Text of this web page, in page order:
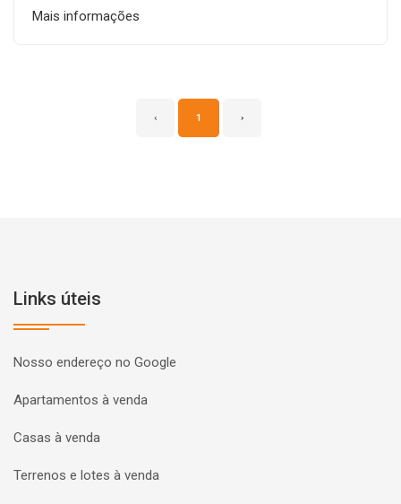
Mais informações
‹ 1 ›
Links úteis
Nosso endereço no Google
Apartamentos à venda
Casas à venda
Terrenos e lotes à venda